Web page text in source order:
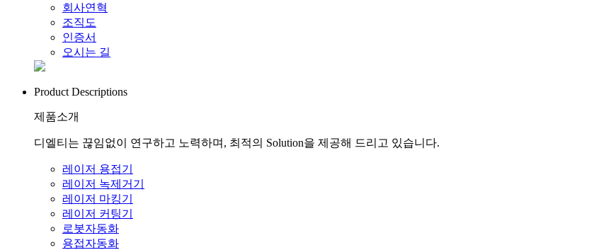
회사연혁
조직도
인증서
오시는 길
Product Descriptions
제품소개
디엘티는 끊임없이 연구하고 노력하며, 최적의 Solution을 제공해 드리고 있습니다.
레이저 용접기
레이저 녹제거기
레이저 마킹기
레이저 커팅기
로봇자동화
용접자동화